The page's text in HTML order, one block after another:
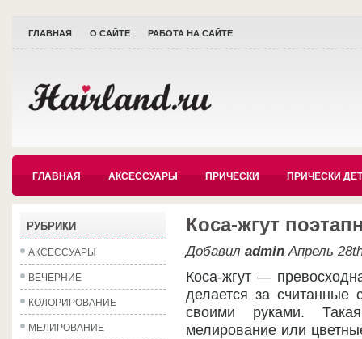
ГЛАВНАЯ О САЙТЕ РАБОТА НА САЙТЕ
ГЛАВНАЯ АКСЕССУАРЫ ПРИЧЕСКИ ПРИЧЕСКИ
РУБРИКИ
АКСЕССУАРЫ
ВЕЧЕРНИЕ
КОЛОРИРОВАНИЕ
МЕЛИРОВАНИЕ
Коса-жгут
Добавил admin Апрель
Коса-жгут —
делается за
своими руками.
мелирование или